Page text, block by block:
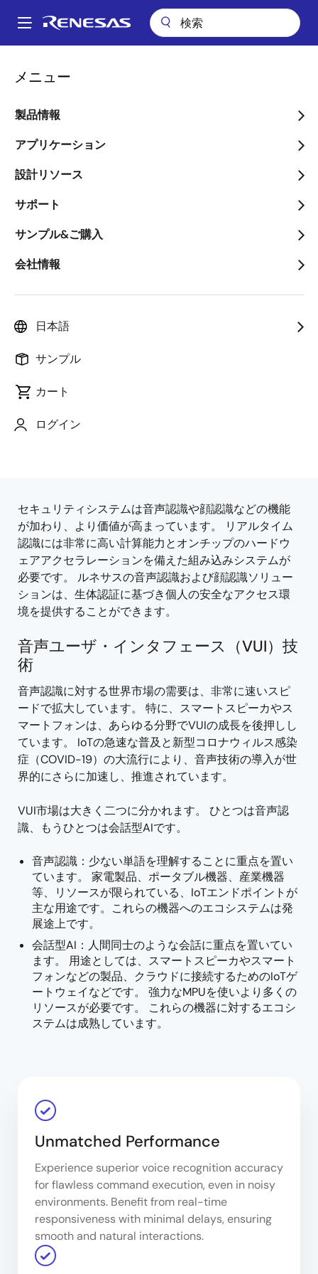
ン
Main
メニュー
製品情報
アプリケーション
設計リソース
サポート
サンプル&ご購入
会社情報
日本語
サンプル
カート
ログイン
パ
ン
く
ず
概
要
セキュリティシステムは音声認識や顔認識などの機能
が加わり、より価値が高まっています。 リアルタイム
認識には非常に高い計算能力とオンチップのハードウ
ェアアクセラレーションを備えた組み込みシステムが
必要です。 ルネサスの音声認識および顔認識ソリュー
ションは、生体認証に基づき個人の安全なアクセス環
境を提供することができます。
音声ユーザ・インタフェース（VUI）技
術
音声認識に対する世界市場の需要は、非常に速いスピ
ードで拡大しています。 特に、スマートスピーカやス
マートフォンは、あらゆる分野でVUIの成長を後押しし
ています。 IoTの急速な普及と新型コロナウィルス感染
症（COVID-19）の大流行により、音声技術の導入が世
界的にさらに加速し、推進されています。
VUI市場は大きく二つに分かれます。 ひとつは音声認
識、もうひとつは会話型AIです。
音声認識：少ない単語を理解することに重点を置い
ています。 家電製品、ポータブル機器、産業機器
等、リソースが限られている、IoTエンドポイントが
主な用途です。これらの機器へのエコシステムは発
展途上です。
会話型AI：人間同士のような会話に重点を置いてい
ます。 用途としては、スマートスピーカやスマート
フォンなどの製品、クラウドに接続するためのIoTゲ
ートウェイなどです。 強力なMPUを使いより多くの
リソースが必要です。 これらの機器に対するエコシ
ステムは成熟しています。
Unmatched Performance
Experience superior voice recognition accuracy
for flawless command execution, even in noisy
environments. Benefit from real-time
responsiveness with minimal delays, ensuring
smooth and natural interactions.